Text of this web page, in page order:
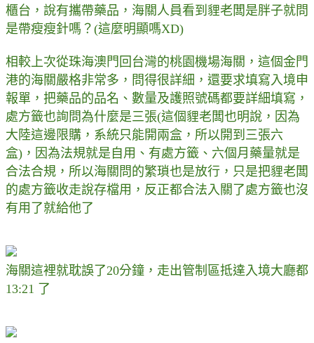
櫃台，說有攜帶藥品，海關人員看到貍老闆是胖子就問
是帶瘦瘦針嗎？(這麼明顯嗎XD)
相較上次從珠海澳門回台灣的桃園機場海關，這個金門
港的海關嚴格非常多，問得很詳細，還要求填寫入境申
報單，把藥品的品名、數量及護照號碼都要詳細填寫，
處方籤也詢問為什麼是三張(這個貍老闆也明說，因為
大陸這邊限購，系統只能開兩盒，所以開到三張六
盒)，因為法規就是自用、有處方籤、六個月藥量就是
合法合規，所以海關問的繁瑣也是放行，只是把貍老闆
的處方籤收走說存檔用，反正都合法入關了處方籤也沒
有用了就給他了
海關這裡就耽誤了20分鐘，走出管制區抵達入境大廳都
13:21 了